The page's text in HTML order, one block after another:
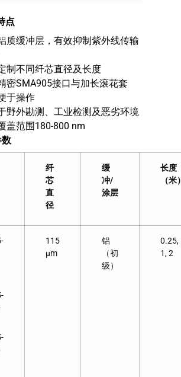
点
质缓冲层，有效抑制紫外线传输
制不同纤芯直径及长度
密SMA905接口与加长滚花套
于操作
野外勘测、工业检测及恶劣环境
盖范围180-800 nm
纤
芯
直
径
缓
冲/
涂层
长度
（米
115
μm
铝
（初
级）
0.25,
1, 2